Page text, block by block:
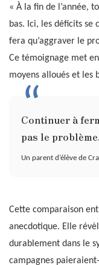
« À la fin de l’année,
bas. Ici, les déficits se
fera qu’aggraver le
Ce témoignage met
moyens alloués et les
Continuer à
pas le
Un parent d’élève de
Cette comparaison
anecdotique. Elle
durablement dans le
campagnes